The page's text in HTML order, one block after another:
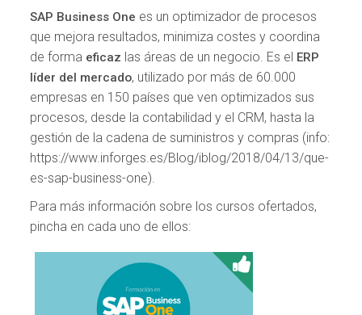
SAP Business One es un optimizador de procesos
que mejora resultados, minimiza costes y coordina
de forma eficaz las áreas de un negocio. Es el ERP
líder del mercado, utilizado por más de 60.000
empresas en 150 países que ven optimizados sus
procesos, desde la contabilidad y el CRM, hasta la
gestión de la cadena de suministros y compras (info:
https://www.inforges.es/Blog/iblog/2018/04/13/que-
es-sap-business-one).
Para más información sobre los cursos ofertados,
pincha en cada uno de ellos: